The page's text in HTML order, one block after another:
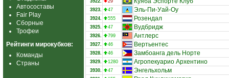
Автосоставы
Fair Play
Сборные
Трофеи
Рейтинги мирокубков:
Команды
Страны
3922. 29
3923. 47 Эль-Пи-Уай-Оу
3924. 555 Розендал
3925. 47 Вудбридж
3926. 799 Антлерс
3927. 46 Вертьентес
3928. 46 Замбоанга дель Норте
3929. 1280 Агропекуарио Архентино
3930. 47 Энгельхольм